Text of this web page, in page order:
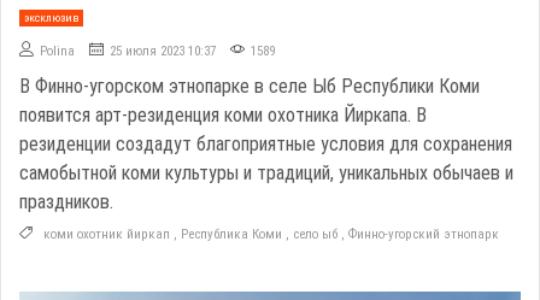
эксклюзив
Polina 25 июля 2023 10:37 1589
В Финно-угорском этнопарке в селе Ыб Республики Коми
появится арт-резиденция коми охотника Йиркапа. В
резиденции создадут благоприятные условия для сохранения
самобытной коми культуры и традиций, уникальных обычаев и
праздников.
коми охотник йиркап , Республика Коми , село ыб , Финно-угорский этнопарк